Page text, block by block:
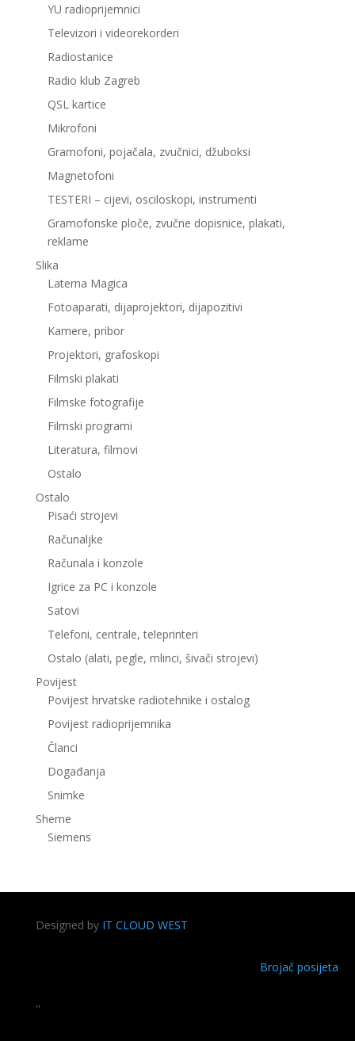
YU radioprijemnici
Televizori i videorekorderi
Radiostanice
Radio klub Zagreb
QSL kartice
Mikrofoni
Gramofoni, pojačala, zvučnici, džuboksi
Magnetofoni
TESTERI – cijevi, osciloskopi, instrumenti
Gramofonske ploče, zvučne dopisnice, plakati,
reklame
Slika
Laterna Magica
Fotoaparati, dijaprojektori, dijapozitivi
Kamere, pribor
Projektori, grafoskopi
Filmski plakati
Filmske fotografije
Filmski programi
Literatura, filmovi
Ostalo
Ostalo
Pisaći strojevi
Računaljke
Računala i konzole
Igrice za PC i konzole
Satovi
Telefoni, centrale, teleprinteri
Ostalo (alati, pegle, mlinci, šivači strojevi)
Povijest
Povijest hrvatske radiotehnike i ostalog
Povijest radioprijemnika
Članci
Događanja
Snimke
Sheme
Siemens
Designed by IT CLOUD WEST
Brojač posijeta
''